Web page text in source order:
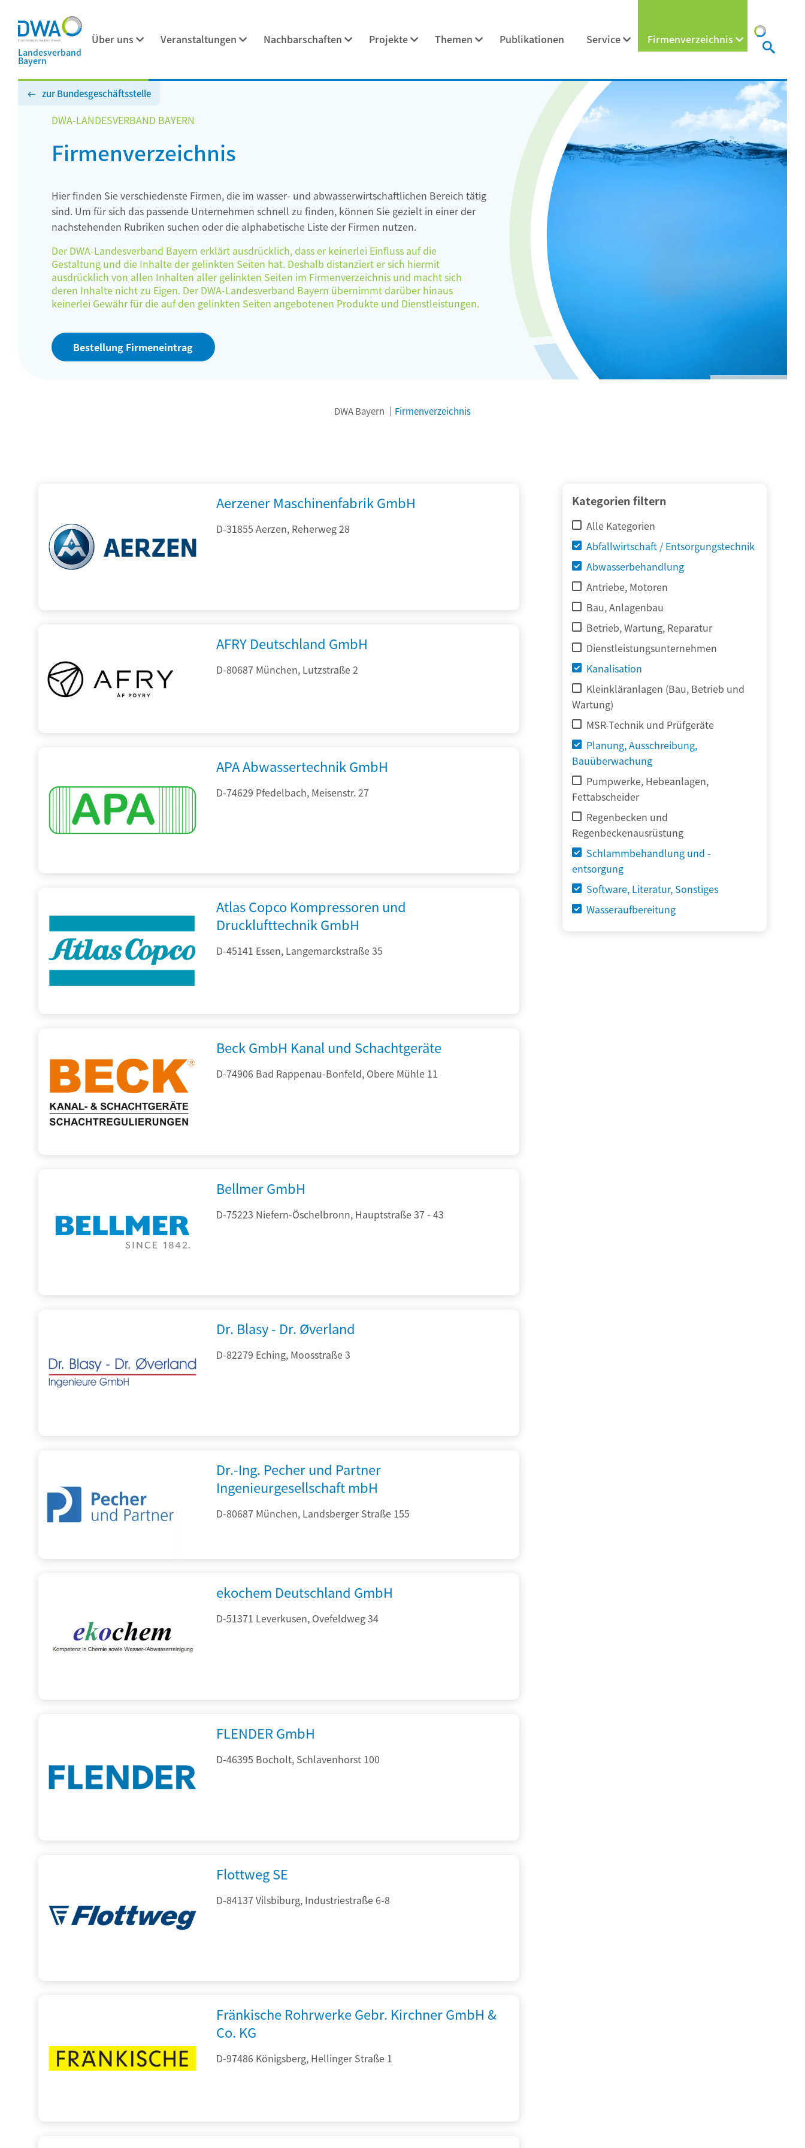
Landesverband
Bayern
Über uns Veranstaltungen Nachbarschaften Projekte Themen Publikationen Service Firmenverzeichnis
zur Bundesgeschäftsstelle
DWA-LANDESVERBAND BAYERN
Firmenverzeichnis
Hier finden Sie verschiedenste Firmen, die im wasser- und abwasserwirtschaftlichen Bereich tätig
sind. Um für sich das passende Unternehmen schnell zu finden, können Sie gezielt in einer der
nachstehenden Rubriken suchen oder die alphabetische Liste der Firmen nutzen.
Der DWA-Landesverband Bayern erklärt ausdrücklich, dass er keinerlei Einfluss auf die
Gestaltung und die Inhalte der gelinkten Seiten hat. Deshalb distanziert er sich hiermit
ausdrücklich von allen Inhalten aller gelinkten Seiten im Firmenverzeichnis und macht sich
deren Inhalte nicht zu Eigen. Der DWA-Landesverband Bayern übernimmt darüber hinaus
keinerlei Gewähr für die auf den gelinkten Seiten angebotenen Produkte und Dienstleistungen.
Bestellung Firmeneintrag
DWA Bayern Firmenverzeichnis
Kategorien filtern
Alle Kategorien
Abfallwirtschaft / Entsorgungstechnik
Abwasserbehandlung
Antriebe, Motoren
Bau, Anlagenbau
Betrieb, Wartung, Reparatur
Dienstleistungsunternehmen
Kanalisation
Kleinkläranlagen (Bau, Betrieb und
Wartung)
MSR-Technik und Prüfgeräte
Planung, Ausschreibung,
Bauüberwachung
Pumpwerke, Hebeanlagen,
Fettabscheider
Regenbecken und
Regenbeckenausrüstung
Schlammbehandlung und -
entsorgung
Software, Literatur, Sonstiges
Wasseraufbereitung
Aerzener Maschinenfabrik GmbH
D-31855 Aerzen, Reherweg 28
AFRY Deutschland GmbH
D-80687 München, Lutzstraße 2
APA Abwassertechnik GmbH
D-74629 Pfedelbach, Meisenstr. 27
Atlas Copco Kompressoren und
Drucklufttechnik GmbH
D-45141 Essen, Langemarckstraße 35
Beck GmbH Kanal und Schachtgeräte
D-74906 Bad Rappenau-Bonfeld, Obere Mühle 11
Bellmer GmbH
D-75223 Niefern-Öschelbronn, Hauptstraße 37 - 43
Dr. Blasy - Dr. Øverland
D-82279 Eching, Moosstraße 3
Dr.-Ing. Pecher und Partner
Ingenieurgesellschaft mbH
D-80687 München, Landsberger Straße 155
ekochem Deutschland GmbH
D-51371 Leverkusen, Ovefeldweg 34
FLENDER GmbH
D-46395 Bocholt, Schlavenhorst 100
Flottweg SE
D-84137 Vilsbiburg, Industriestraße 6-8
Fränkische Rohrwerke Gebr. Kirchner GmbH &
Co. KG
D-97486 Königsberg, Hellinger Straße 1